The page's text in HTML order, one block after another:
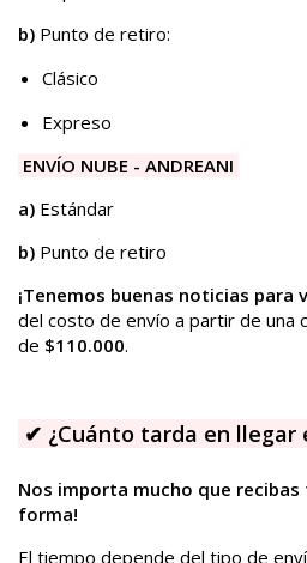
b) Punto de retiro:
Clásico
Expreso
ENVÍO NUBE - ANDREANI
a) Estándar
b) Punto de retiro
¡Tenemos buenas noticias para
del costo de envío a partir de una
de $110.000.
✔ ¿Cuánto tarda en llegar
Nos importa mucho que
forma!
El tiempo depende del tipo de